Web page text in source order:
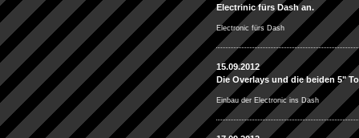
Electrinic fürs Dash an.
Electronic fürs Dash
15.09.2012
Die Overlays und die beiden 5"
Einbau der Electronic ins Dash